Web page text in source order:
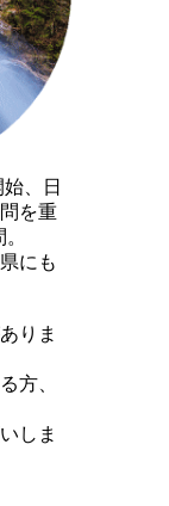
、日
を重
にも
りま
方、
しま